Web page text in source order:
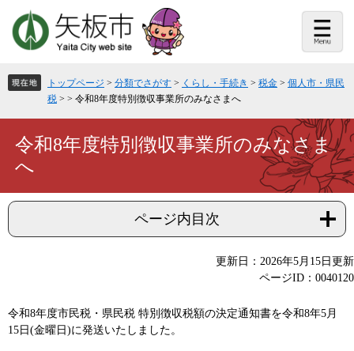
頭
で
飛
ば
て
トップページ > 分類でさがす > くらし・手続き > 税金 > 個人市・県民
税 > > 令和8年度特別徴収事業所のみなさまへ
令和8年度特別徴収事業所のみなさま
へ
ページ内目次
更新日：2026年5月15日更新
ページID：0040120
令和8年度市民税・県民税 特別徴収税額の決定通知書を令和8年5月
15日(金曜日)に発送いたしました。